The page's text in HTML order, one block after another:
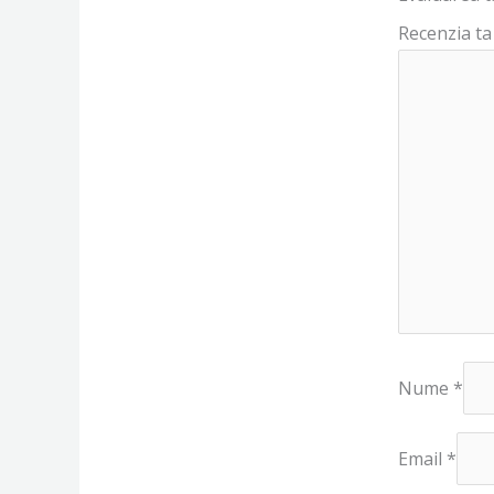
Recenzia
Nume *
Email *